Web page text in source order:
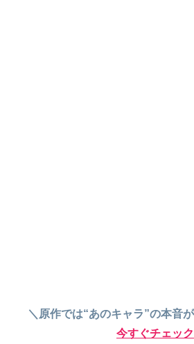
＼原作では“あのキャラ”の本音
今すぐチェック